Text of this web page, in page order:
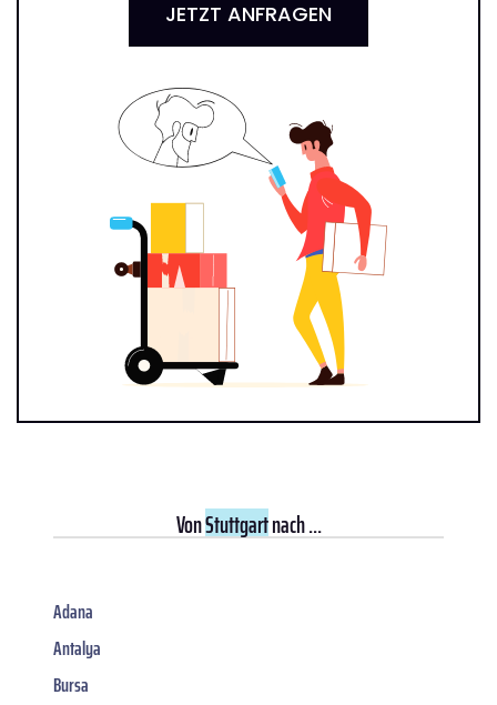
JETZT ANFRAGEN
VonStuttgartnach ...
Adana
Antalya
Bursa